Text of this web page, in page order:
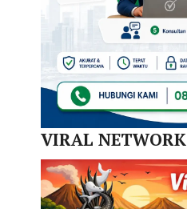
VIRAL NETWORK